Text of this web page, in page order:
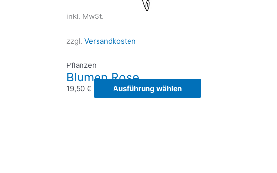
inkl. MwSt.
zzgl. Versandkosten
Pflanzen
Blumen Rose
19,50 € Ausführung wählen
Produkt